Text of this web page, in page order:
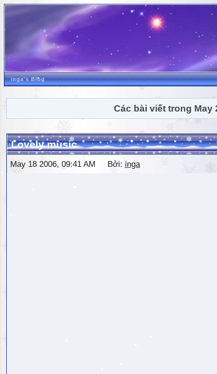
inga's Blog
Các bài viết trong May
Lovely music
May 18 2006, 09:41 AM Bởi: inga